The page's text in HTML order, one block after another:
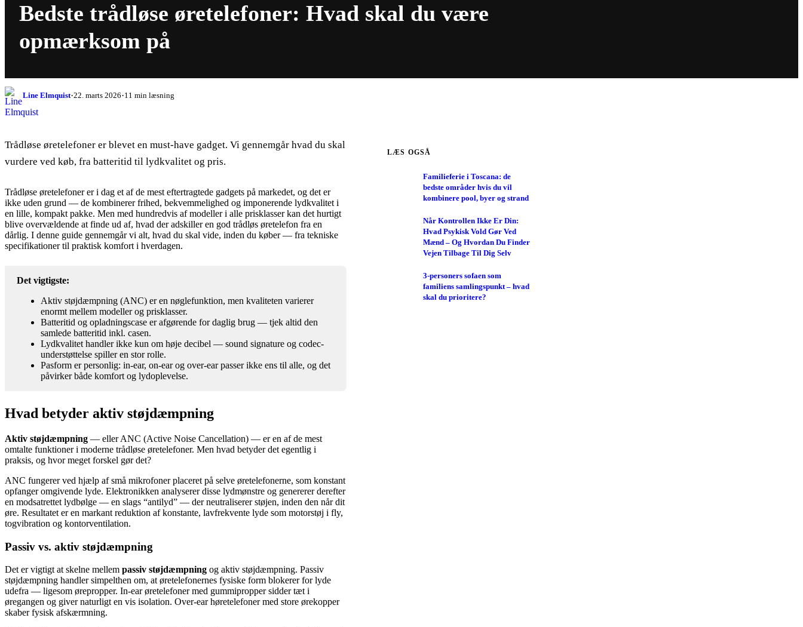
Bedste trådløse øretelefoner: Hvad skal du være
opmærksom på
Line Elmquist·22. marts 2026·11 min læsning
Trådløse øretelefoner er blevet en must-have gadget. Vi gennemgår hvad du skal
vurdere ved køb, fra batteritid til lydkvalitet og pris.
Trådløse øretelefoner er i dag et af de mest eftertragtede gadgets på markedet, og det er
ikke uden grund — de kombinerer frihed, bekvemmelighed og imponerende lydkvalitet i
en lille, kompakt pakke. Men med hundredvis af modeller i alle prisklasser kan det hurtigt
blive overvældende at finde ud af, hvad der adskiller en god trådløs øretelefon fra en
dårlig. I denne guide gennemgår vi alt, hvad du skal vide, inden du køber — fra tekniske
specifikationer til praktisk komfort i hverdagen.
Det vigtigste:
Aktiv støjdæmpning (ANC) er en nøglefunktion, men kvaliteten varierer
enormt mellem modeller og prisklasser.
Batteritid og opladningscase er afgørende for daglig brug — tjek altid den
samlede batteritid inkl. casen.
Lydkvalitet handler ikke kun om høje decibel — sound signature og codec-
understøttelse spiller en stor rolle.
Pasform er personlig: in-ear, on-ear og over-ear passer ikke ens til alle, og det
påvirker både komfort og lydoplevelse.
Hvad betyder aktiv støjdæmpning
Aktiv støjdæmpning — eller ANC (Active Noise Cancellation) — er en af de mest
omtalte funktioner i moderne trådløse øretelefoner. Men hvad betyder det egentlig i
praksis, og hvor meget forskel gør det?
ANC fungerer ved hjælp af små mikrofoner placeret på selve øretelefonerne, som konstant
opfanger omgivende lyde. Elektronikken analyserer disse lydmønstre og genererer derefter
en modsatrettet lydbølge — en slags “antilyd” — der neutraliserer støjen, inden den når dit
øre. Resultatet er en markant reduktion af konstante, lavfrekvente lyde som motorstøj i fly,
togvibration og kontorventilation.
Passiv vs. aktiv støjdæmpning
Det er vigtigt at skelne mellem passiv støjdæmpning og aktiv støjdæmpning. Passiv
støjdæmpning handler simpelthen om, at øretelefonernes fysiske form blokerer for lyde
udefra — ligesom ørepropper. In-ear øretelefoner med gummipropper sidder tæt i
øregangen og giver naturligt en vis isolation. Over-ear høretelefoner med store ørekopper
skaber fysisk afskærmning.
LÆS OGSÅ
Familieferie i Toscana: de
bedste områder hvis du vil
kombinere pool, byer og strand
Når Kontrollen Ikke Er Din:
Hvad Psykisk Vold Gør Ved
Mænd – Og Hvordan Du Finder
Vejen Tilbage Til Dig Selv
3-personers sofaen som
familiens samlingspunkt – hvad
skal du prioritere?